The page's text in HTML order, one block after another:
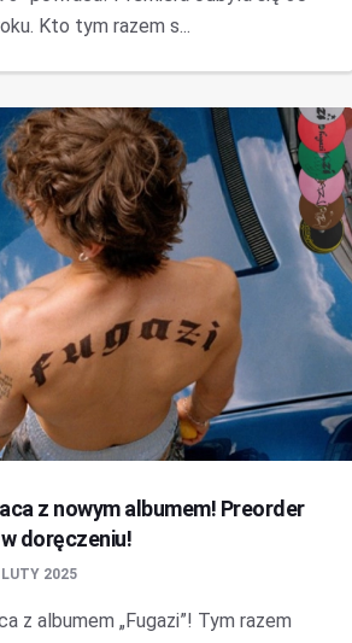
Kto tym razem s...
z nowym albumem! Preorder
doręczeniu!
2025
z albumem „Fugazi”! Tym razem